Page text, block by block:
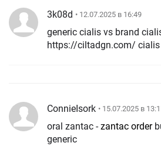
3k08d • 12.07.2025 в 16:49
generic cialis vs brand
https://
ConnieIsork • 15.07.2025 в
oral zantac -zantac order
generic